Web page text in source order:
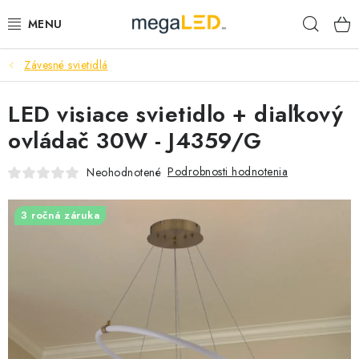
na
PRIEMYSEL
SVIETIDLÁ
ŽIAROVKY A TRUBICE
SAMSUNG SVIETIDLÁ
Závesné svietidlá
LED visiace svietidlo + diaľkový
ovládač 30W - J4359/G
Neohodnotené Podrobnosti hodnotenia
3 ročná záruka